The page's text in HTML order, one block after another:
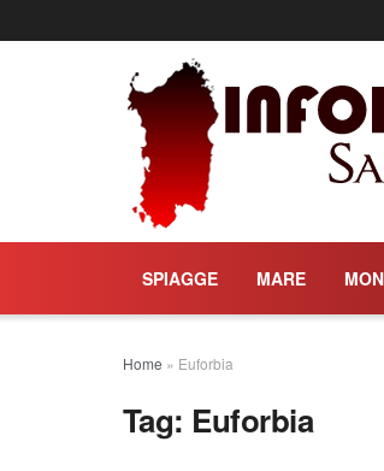
SPIAGGE MARE
Home » Euforbia
Tag: Euforbia